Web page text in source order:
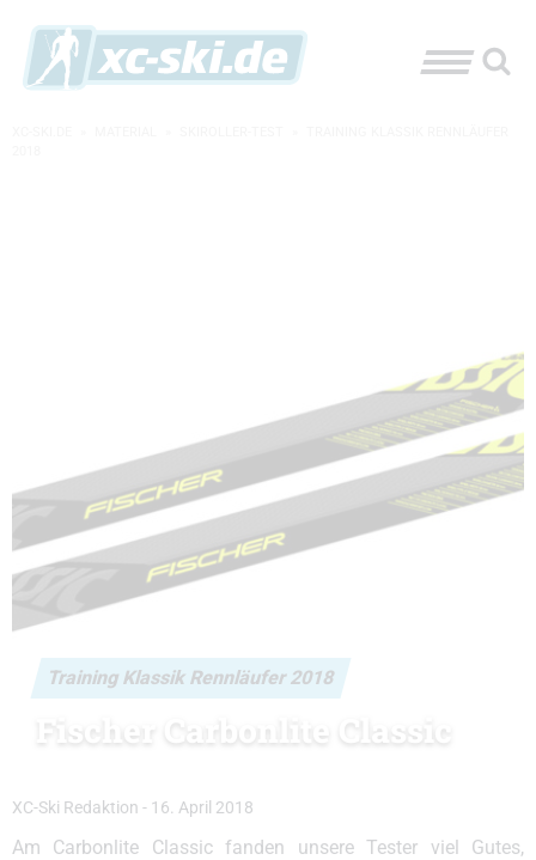
Training Klassik Rennläufer 2018
Fischer Carbonlite Classic
XC-Ski Redaktion - 16. April 2018
Am Carbonlite Classic fanden unsere Tester viel Gutes,